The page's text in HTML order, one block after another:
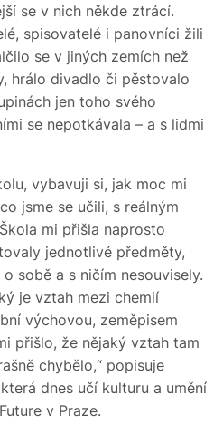
se v nich někde ztrácí.
spisovatelé i panovníci žili
se v jiných zemích než
hrálo divadlo či pěstovalo
jen toho svého
se nepotkávala – a s lidmi
vybavuji si, jak moc mi
jsme se učili, s reálným
mi přišla naprosto
jednotlivé předměty,
sobě a s ničím nesouvisely.
je vztah mezi chemií
výchovou, zeměpisem
přišlo, že nějaký vztah tam
chybělo,“ popisuje
dnes učí kulturu a umění
v Praze.